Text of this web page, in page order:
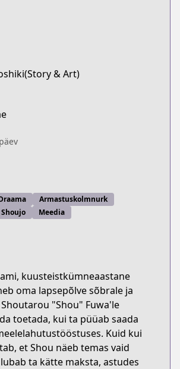
& Art)
Armastuskolmnurk
Shoujo Meedia
kuusteistkümneaastane
oma lapsepõlve sõbrale ja
"Shou" Fuwa'le
toetada, kui ta püüab saada
Kuid kui
et Shou näeb temas vaid
ta kätte maksta, astudes